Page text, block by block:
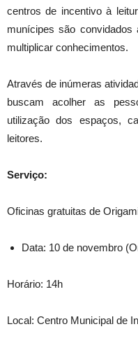
centros de incentivo à
munícipes são convidados
multiplicar conhecimentos.
Através de inúmeras
buscam acolher as
utilização dos espaços,
leitores.
Serviço:
Oficinas gratuitas de
Data: 10 de novembro
Horário: 14h
Local: Centro Municipal de